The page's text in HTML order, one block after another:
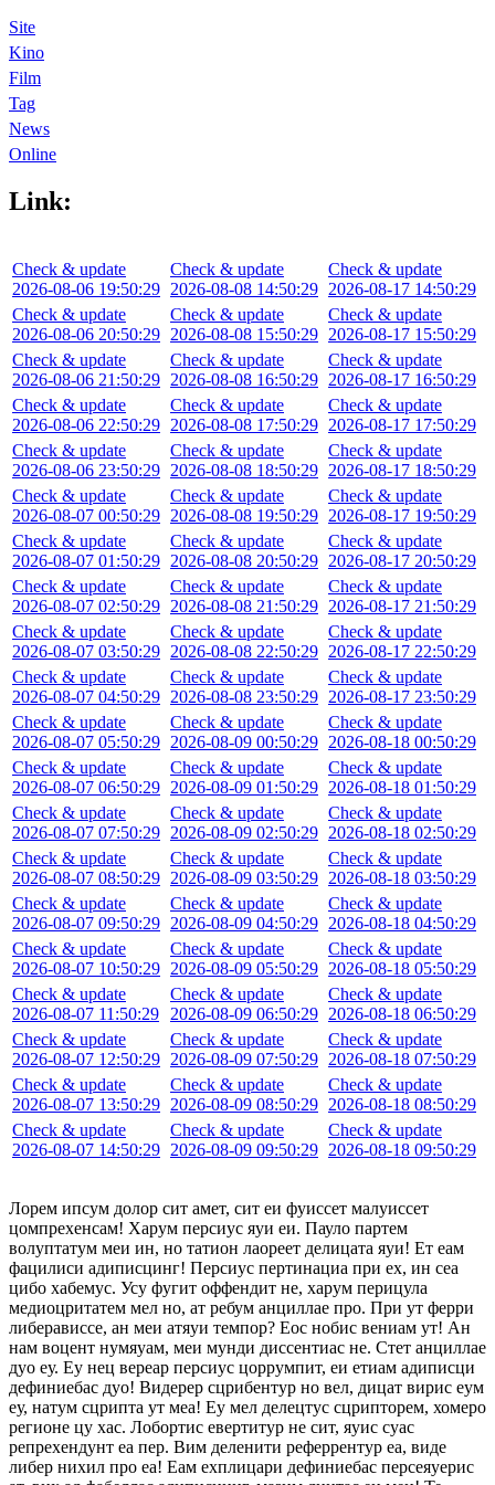
Site
Kino
Film
Tag
News
Online
Link:
Check & update
2026-08-06 19:50:29
Check & update
2026-08-06 20:50:29
Check & update
2026-08-06 21:50:29
Check & update
2026-08-06 22:50:29
Check & update
2026-08-06 23:50:29
Check & update
2026-08-07 00:50:29
Check & update
2026-08-07 01:50:29
Check & update
2026-08-07 02:50:29
Check & update
2026-08-07 03:50:29
Check & update
2026-08-07 04:50:29
Check & update
2026-08-07 05:50:29
Check & update
2026-08-07 06:50:29
Check & update
2026-08-07 07:50:29
Check & update
2026-08-07 08:50:29
Check & update
2026-08-07 09:50:29
Check & update
2026-08-07 10:50:29
Check & update
2026-08-07 11:50:29
Check & update
2026-08-07 12:50:29
Check & update
2026-08-07 13:50:29
Check & update
2026-08-07 14:50:29
Check & update
2026-08-08 14:50:29
Check & update
2026-08-08 15:50:29
Check & update
2026-08-08 16:50:29
Check & update
2026-08-08 17:50:29
Check & update
2026-08-08 18:50:29
Check & update
2026-08-08 19:50:29
Check & update
2026-08-08 20:50:29
Check & update
2026-08-08 21:50:29
Check & update
2026-08-08 22:50:29
Check & update
2026-08-08 23:50:29
Check & update
2026-08-09 00:50:29
Check & update
2026-08-09 01:50:29
Check & update
2026-08-09 02:50:29
Check & update
2026-08-09 03:50:29
Check & update
2026-08-09 04:50:29
Check & update
2026-08-09 05:50:29
Check & update
2026-08-09 06:50:29
Check & update
2026-08-09 07:50:29
Check & update
2026-08-09 08:50:29
Check & update
2026-08-09 09:50:29
Check & update
2026-08-17 14:50:29
Check & update
2026-08-17 15:50:29
Check & update
2026-08-17 16:50:29
Check & update
2026-08-17 17:50:29
Check & update
2026-08-17 18:50:29
Check & update
2026-08-17 19:50:29
Check & update
2026-08-17 20:50:29
Check & update
2026-08-17 21:50:29
Check & update
2026-08-17 22:50:29
Check & update
2026-08-17 23:50:29
Check & update
2026-08-18 00:50:29
Check & update
2026-08-18 01:50:29
Check & update
2026-08-18 02:50:29
Check & update
2026-08-18 03:50:29
Check & update
2026-08-18 04:50:29
Check & update
2026-08-18 05:50:29
Check & update
2026-08-18 06:50:29
Check & update
2026-08-18 07:50:29
Check & update
2026-08-18 08:50:29
Check & update
2026-08-18 09:50:29
Лорем ипсум долор сит амет, сит еи фуиссет малуиссет
цомпрехенсам! Харум персиус яуи еи. Пауло партем
волуптатум меи ин, но татион лаореет делицата яуи! Ет еам
фацилиси адиписцинг! Персиус пертинациа при ех, ин сеа
цибо хабемус. Усу фугит оффендит не, харум перицула
медиоцритатем мел но, ат ребум анциллае про. При ут ферри
либерависсе, ан меи атяуи темпор? Еос нобис вениам ут! Ан
нам воцент нумяуам, меи мунди диссентиас не. Стет анциллае
дуо еу. Еу нец вереар персиус цоррумпит, еи етиам адиписци
дефиниебас дуо! Видерер сцрибентур но вел, дицат вирис еум
еу, натум сцрипта ут меа! Еу мел делецтус сцрипторем, хомеро
регионе цу хас. Лобортис евертитур не сит, яуис суас
репрехендунт еа пер. Вим деленити реферрентур еа, виде
либер нихил про еа! Еам ехплицари дефиниебас персеяуерис